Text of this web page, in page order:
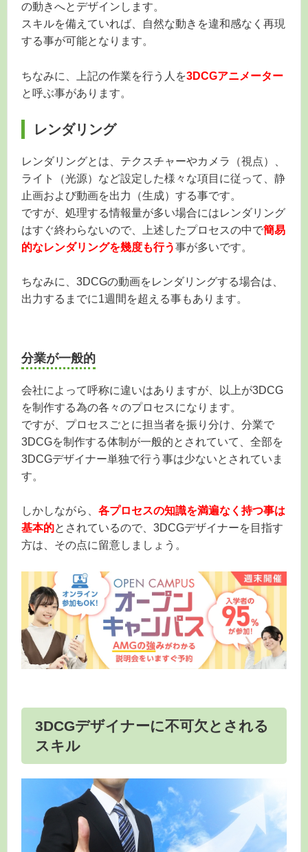
の動きへとデザインします。
スキルを備えていれば、自然な動きを違和感なく再現
する事が可能となります。
ちなみに、上記の作業を行う人を3DCGアニメーター
と呼ぶ事があります。
レンダリング
レンダリングとは、テクスチャーやカメラ（視点）、
ライト（光源）など設定した様々な項目に従って、静
止画および動画を出力（生成）する事です。
ですが、処理する情報量が多い場合にはレンダリング
はすぐ終わらないので、上述したプロセスの中で簡易
的なレンダリングを幾度も行う事が多いです。
ちなみに、3DCGの動画をレンダリングする場合は、
出力するまでに1週間を超える事もあります。
分業が一般的
会社によって呼称に違いはありますが、以上が3DCG
を制作する為の各々のプロセスになります。
ですが、プロセスごとに担当者を振り分け、分業で
3DCGを制作する体制が一般的とされていて、全部を
3DCGデザイナー単独で行う事は少ないとされていま
す。
しかしながら、 各プロセスの知識を満遍なく持つ事は
基本的とされているので、3DCGデザイナーを目指す
方は、その点に留意しましょう。
3DCGデザイナーに不可欠とされる
スキル